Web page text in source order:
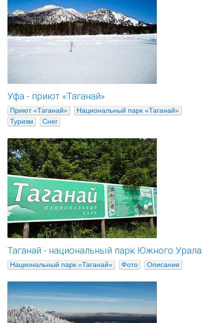
Уфа - приют «Таганай»
Приют «Таганай»
Национальный парк «Таганай»
Туризм
Снег
Таганай - национальный парк Южного Урала
Национальный парк «Таганай» Фото Описание